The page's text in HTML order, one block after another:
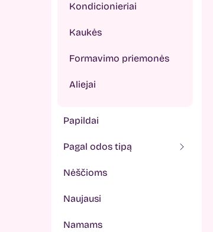
Kondicionieriai
Kaukės
Formavimo priemonės
Aliejai
papildai
pagal odos tipą
nėščioms
naujausi
namams